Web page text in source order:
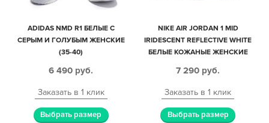
ADIDAS NMD R1 БЕЛЫЕ С
СЕРЫМ И ГОЛУБЫМ ЖЕНСКИЕ
(35-40)
6 490 руб.
Заказать в 1 клик
Выбрать размер
NIKE AIR JORDAN 1 MID
IRIDESCENT REFLECTIVE WHITE
БЕЛЫЕ КОЖАНЫЕ ЖЕНСКИЕ
7 290 руб.
Заказать в 1 клик
Выбрать размер